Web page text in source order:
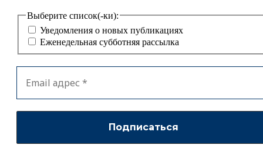
Выберите список(-ки):
Уведомления о новых публикациях
Еженедельная субботняя рассылка